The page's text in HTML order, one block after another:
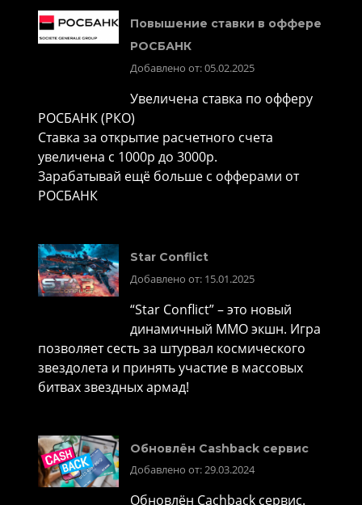
Повышение ставки в оффере
РОСБАНК
Добавлено от: 05.02.2025
Увеличена ставка по офферу
РОСБАНК (РКО)
Ставка за открытие расчетного счета
увеличена с 1000р до 3000р.
Зарабатывай ещё больше с офферами от
РОСБАНК
Star Conflict
Добавлено от: 15.01.2025
“Star Conflict” – это новый
динамичный MMO экшн. Игра
позволяет сесть за штурвал космического
звездолета и принять участие в массовых
битвах звездных армад!
Обновлён Cashback сервис
Добавлено от: 29.03.2024
Обновлён Cachback сервис.